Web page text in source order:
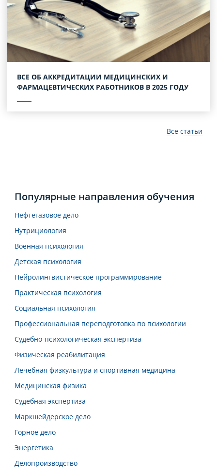
ВСЕ ОБ АККРЕДИТАЦИИ МЕДИЦИНСКИХ И
ФАРМАЦЕВТИЧЕСКИХ РАБОТНИКОВ В 2025 ГОДУ
Все статьи
Популярные направления обучения
Нефтегазовое дело
Нутрициология
Военная психология
Детская психология
Нейролингвистическое программирование
Практическая психология
Социальная психология
Профессиональная переподготовка по психологии
Судебно-психологическая экспертиза
Физическая реабилитация
Лечебная физкультура и спортивная медицина
Медицинская физика
Судебная экспертиза
Маркшейдерское дело
Горное дело
Энергетика
Делопроизводство